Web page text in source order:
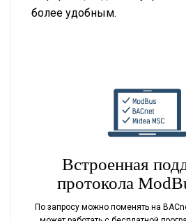
более удобным.
Встроенная
протокола
По запросу можно поменять на